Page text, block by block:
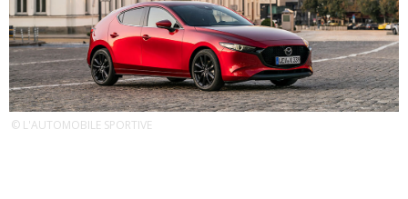
© L'AUTOMOBILE SPORTIVE